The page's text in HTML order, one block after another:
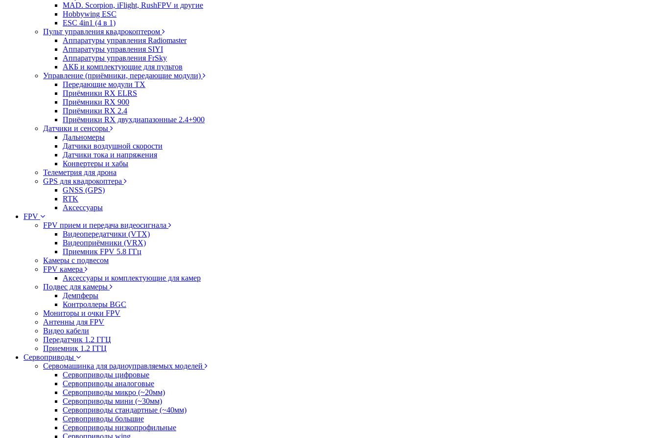
MAD. Scorpion, iFlight, RushFPV и другие
Hobbywing ESC
ESC 4in1 (4 в 1)
Пульт управления квадрокоптером
Аппаратуры управления Radiomaster
Аппаратуры управления SIYI
Аппаратуры управления FrSky
АКБ и комплектующие для пультов
Управление (приёмники, передающие модули)
Передающие модули TX
Приёмники RX ELRS
Приёмники RX 900
Приёмники RX 2.4
Приёмники RX двухдиапазонные 2.4+900
Датчики и сенсоры
Дальномеры
Датчики воздушной скорости
Датчики тока и напряжения
Конвертеры и хабы
Телеметрия для дрона
GPS для квадрокоптера
GNSS (GPS)
RTK
Аксессуары
FPV
FPV прием и передача видеосигнала
Видеопередатчики (VTX)
Видеоприёмники (VRX)
Приемник FPV 5.8 ГГц
Камеры с подвесом
FPV камера
Аксессуары и комплектующие для камер
Подвес для камеры
Демпферы
Контроллеры BGC
Мониторы и очки FPV
Антенны для FPV
Видео кабели
Передатчик 1.2 ГГЦ
Приемник 1.2 ГГЦ
Сервоприводы
Сервомашинка для радиоуправляемых моделей
Сервоприводы цифровые
Сервоприводы аналоговые
Сервоприводы микро (~20мм)
Сервоприводы мини (~30мм)
Сервоприводы стандартные (~40мм)
Сервоприводы большие
Сервоприводы низкопрофильные
Сервоприводы wing